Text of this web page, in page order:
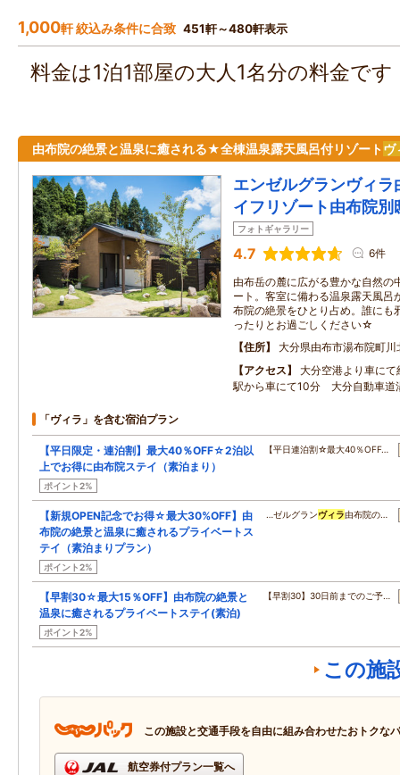
1,000軒 絞込み条件に合致 451軒～480軒表示
料金は1泊1部屋の大人1名分の料金で
由布院の絶景と温泉に癒される★全棟温泉露天風呂付リゾートヴ
エンゼルグランヴィ
イフリゾート由布院別
フォトギャラリー
4.7 6件
由布岳の麓に広がる豊かな自然の
ート。客室に備わる温泉露天風呂
布院の絶景をひとり占め。誰にも
ったりとお過ごしください☆
住所
大分県由布市湯布院町川
アクセス
大分空港より車に
駅から車にて10分 大分自動車道
「ヴィラ」を含む宿泊プラン
【平日限定・連泊割】最大40％OFF☆2泊以
上でお得に由布院ステイ（素泊まり）
ポイント2%
【平日連泊割☆最大40％OFF…
【新規OPEN記念でお得☆最大30%OFF】由
布院の絶景と温泉に癒されるプライベートス
テイ（素泊まりプラン）
ポイント2%
…ゼルグランヴィラ由布院の…
【早割30☆最大15％OFF】由布院の絶景と
温泉に癒されるプライベートステイ(素泊)
ポイント2%
【早割30】30日前までのご予…
この施
この施設と交通手段を自由に組み合わせたおトクな
航空券付プラン一覧へ